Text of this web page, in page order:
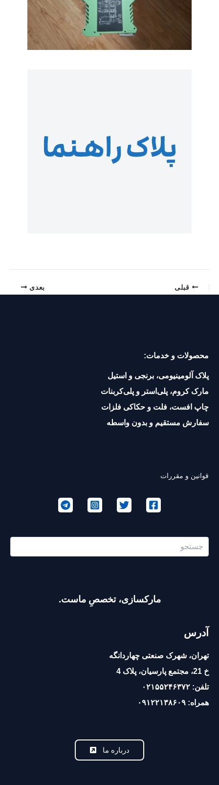
قبلی بعدی
محصولات و خدمات:
پلاک آلومینیومی، برنجی و استیل
مارک کروم، پلی‌استر و پلی‌کربنات
چاپ افست، فلت و حکاکی فلزات
سفارش مستقیم و بدون واسطه
قوانین و مقررات
مارکسازی، تخصصِ ماست.
آدرس
تهران، شهرک صنعتی چهاردانگه
خ 21، مجتمع پارسیان، پلاک 4
تلفن: ۰۲۱۵۵۲۴۶۳۷۲
همراه: ۰۹۱۲۲۱۳۸۶۰۹
درباره ما